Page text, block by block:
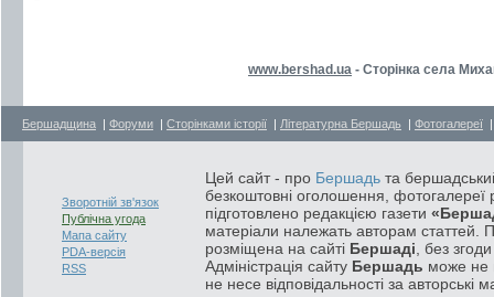
www.bershad.ua - Сторінка села
Бершадщина | Форуми | Сторінками історії | Літературна Бершадь | Фотогалереї
Зворотній зв'язок
Публічна угода
Мапа сайту
PDA-версія
RSS
Цей сайт - про Бершадь та
безкоштовні оголошення, фотогалереї
підготовлено редакцією газети
матеріали належать авторам статтей.
розміщена на сайті Бершаді , без
Адміністрація сайту Бершадь може не
не несе відповідальності за авторські